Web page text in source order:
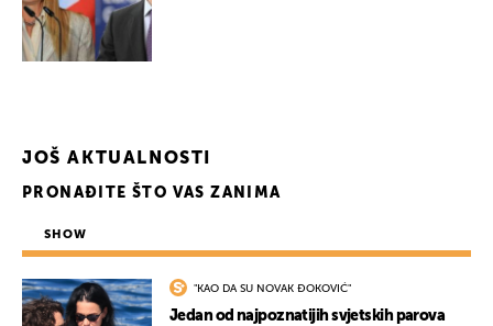
JOŠ AKTUALNOSTI
PRONAĐITE ŠTO VAS ZANIMA
SHOW
"KAO DA SU NOVAK ĐOKOVIĆ"
Jedan od najpoznatijih svjetskih parova